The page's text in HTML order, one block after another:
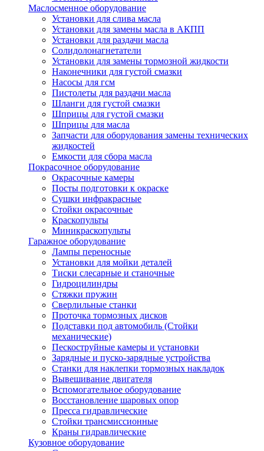
Маслосменное оборудование
Установки для слива масла
Установки для замены масла в АКПП
Установки для раздачи масла
Солидолонагнетатели
Установки для замены тормозной жидкости
Наконечники для густой смазки
Насосы для гсм
Пистолеты для раздачи масла
Шланги для густой смазки
Шприцы для густой смазки
Шприцы для масла
Запчасти для оборудования замены технических
жидкостей
Емкости для сбора масла
Покрасочное оборудование
Окрасочные камеры
Посты подготовки к окраске
Сушки инфракрасные
Стойки окрасочные
Краскопульты
Миникраскопульты
Гаражное оборудование
Лампы переносные
Установки для мойки деталей
Тиски слесарные и станочные
Гидроцилиндры
Стяжки пружин
Сверлильные станки
Проточка тормозных дисков
Подставки под автомобиль (Стойки
механические)
Пескоструйные камеры и установки
Зарядные и пуско-зарядные устройства
Станки для наклепки тормозных накладок
Вывешивание двигателя
Вспомогательное оборудование
Восстановление шаровых опор
Пресса гидравлические
Стойки трансмиссионные
Краны гидравлические
Кузовное оборудование